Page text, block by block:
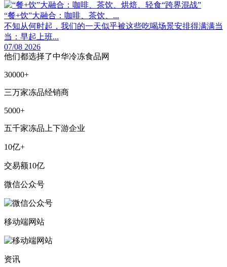
“餐+饮”大融合：咖啡、茶饮、...
不知从何时起，我们的一天似乎被这些吃喝场景安排得满满当
当：早起上班...
07/08 2026
他们都选择了中华冷冻食品网
30000+
三万家冻品经销商
5000+
五千家冻品上下游企业
10亿+
交易额10亿
微信公众号
移动端网站
资讯